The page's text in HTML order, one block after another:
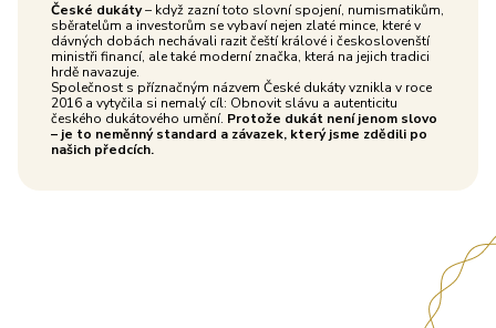
České dukáty– když zazní toto slovní spojení, numismatikům,
sběratelům a investorům se vybaví nejen zlaté mince, které v
dávných dobách nechávali razit čeští králové i českoslovenští
ministři financí, ale také moderní značka, která na jejich tradici
hrdě navazuje.
Společnost s příznačným názvem České dukáty vznikla v roce
2016 a vytyčila si nemalý cíl: Obnovit slávu a autenticitu
českého dukátového umění. Protože dukát není jenom slovo
– je to neměnný standard a závazek, který jsme zdědili po
našich předcích.